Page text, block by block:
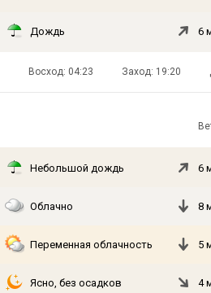
Дождь 6
Восход: 04:23 Заход: 19:20
Небольшой дождь 6
Облачно 8
Переменная облачность 5
Ясно, без осадков 4